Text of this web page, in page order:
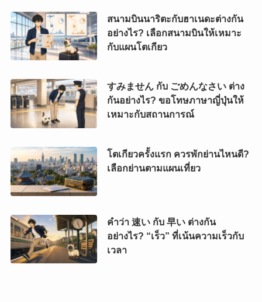
สนามบินนาริตะกับฮาเนดะต่างกัน
อย่างไร? เลือกสนามบินให้เหมาะ
กับแผนโตเกียว
すみません กับ ごめんなさい ต่าง
กันอย่างไร? ขอโทษภาษาญี่ปุ่นให้
เหมาะกับสถานการณ์
โตเกียวครั้งแรก ควรพักย่านไหนดี?
เลือกย่านตามแผนเที่ยว
คำว่า 速い กับ 早い ต่างกัน
อย่างไร? “เร็ว” ที่เน้นความเร็วกับ
เวลา